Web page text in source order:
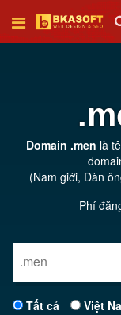
Thiết
web
Tên
miền
Domain .men là
(Nam giới, Đàn
Phí
Tất cả Việt